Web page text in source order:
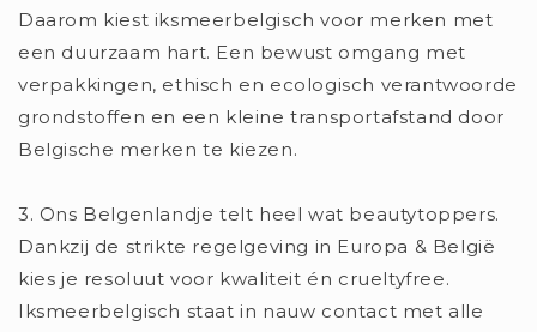
Daarom kiest iksmeerbelgisch voor merken met
een duurzaam hart. Een bewust omgang met
verpakkingen, ethisch en ecologisch verantwoorde
grondstoffen en een kleine transportafstand door
Belgische merken te kiezen.
3. Ons Belgenlandje telt heel wat beautytoppers.
Dankzij de strikte regelgeving in Europa & België
kies je resoluut voor kwaliteit én crueltyfree.
Iksmeerbelgisch staat in nauw contact met alle